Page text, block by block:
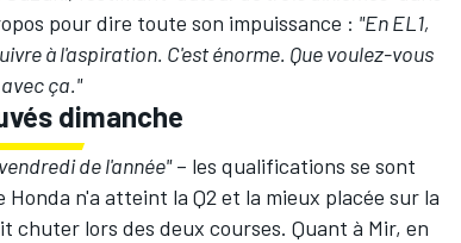
pour dire toute son impuissance : "En EL1,
à l'aspiration. C'est énorme. Que voulez-vous
ça."
dimanche
de l'année"– les qualifications se sont
n'a atteint la Q2 et la mieux placée sur la
chuter lors des deux courses. Quant à Mir, en